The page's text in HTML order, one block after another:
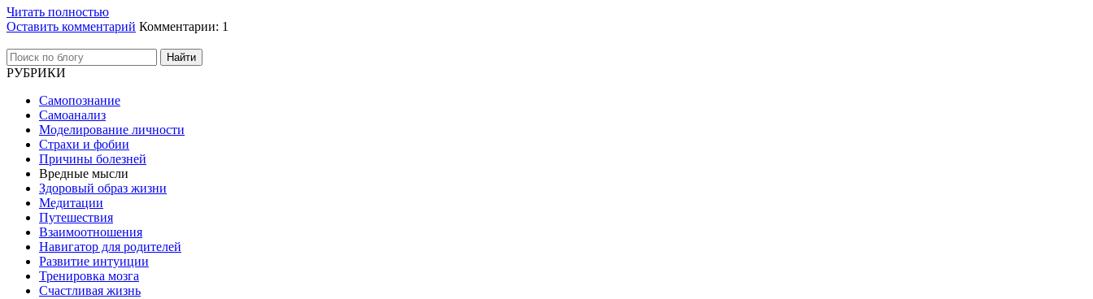
Читать полностью
Оставить комментарий Комментарии: 1
Найти
РУБРИКИ
Самопознание
Самоанализ
Моделирование личности
Страхи и фобии
Причины болезней
Вредные мысли
Здоровый образ жизни
Медитации
Путешествия
Взаимоотношения
Навигатор для родителей
Развитие интуиции
Тренировка мозга
Счастливая жизнь